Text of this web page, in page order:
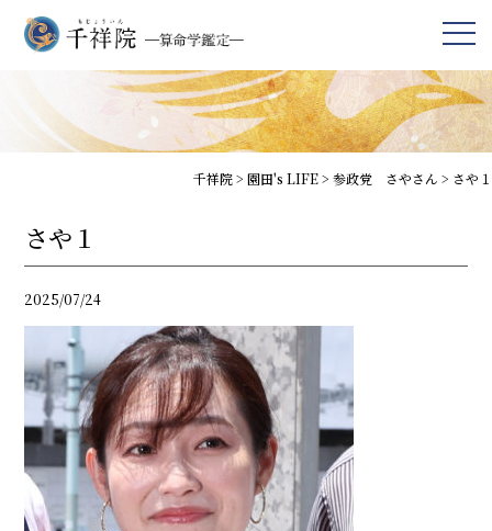
千祥院> 園田's LIFE> 参政党 さやさん > さや１
さや１
2025/07/24